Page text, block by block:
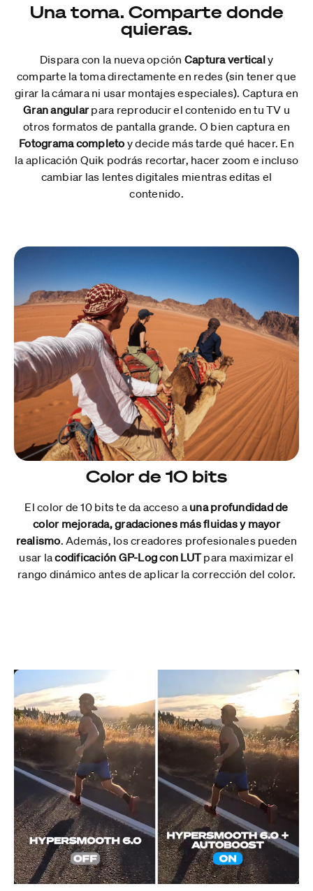
Una toma. Comparte donde
quieras.
Dispara con la nueva opción Captura verticaly
comparte la toma directamente en redes (sin tener que
girar la cámara ni usar montajes especiales). Captura en
Gran angularpara reproducir el contenido en tu TV u
otros formatos de pantalla grande. O bien captura en
Fotograma completo y decide más tarde qué hacer. En
la aplicación Quik podrás recortar, hacer zoom e incluso
cambiar las lentes digitales mientras editas el
contenido.
Color de 10 bits
El color de 10 bits te da acceso auna profundidad de
color mejorada, gradaciones más fluidas y mayor
realismo. Además, los creadores profesionales pueden
usar lacodificación GP-Log con LUTpara maximizar el
rango dinámico antes de aplicar la corrección del color.